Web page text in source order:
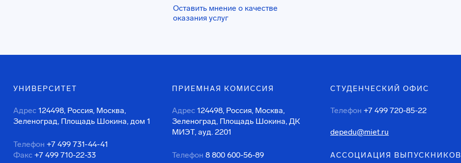
Оставить мнение о качестве
оказания услуг
УНИВЕРСИТЕТ
Адрес 124498, Россия, Москва,
Зеленоград, Площадь Шокина, дом 1
Телефон +7 499 731-44-41
Факс +7 499 710-22-33
ПРИЕМНАЯ КОМИССИЯ
Адрес 124498, Россия, Москва,
Зеленоград, Площадь Шокина, ДК
МИЭТ, ауд. 2201
Телефон 8 800 600-56-89
СТУДЕНЧЕСКИЙ ОФИС
Телефон +7 499 720-85-22
depedu@miet.ru
АССОЦИАЦИЯ ВЫПУСКНИКОВ